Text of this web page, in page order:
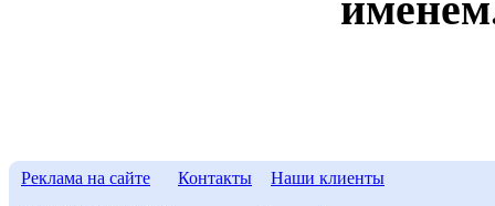
Реклама на сайте Контакты Наши клиенты